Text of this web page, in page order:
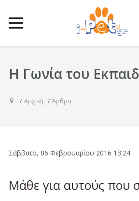
Η Γωνία του
Αρχική Άρθρα
Σάββατο, 06 Φεβρουαρίου 2016 13:24
Μάθε για αυτούς που